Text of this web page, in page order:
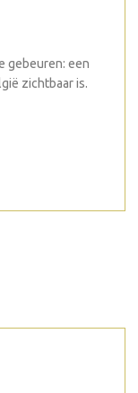
gebeuren: een
zichtbaar is.